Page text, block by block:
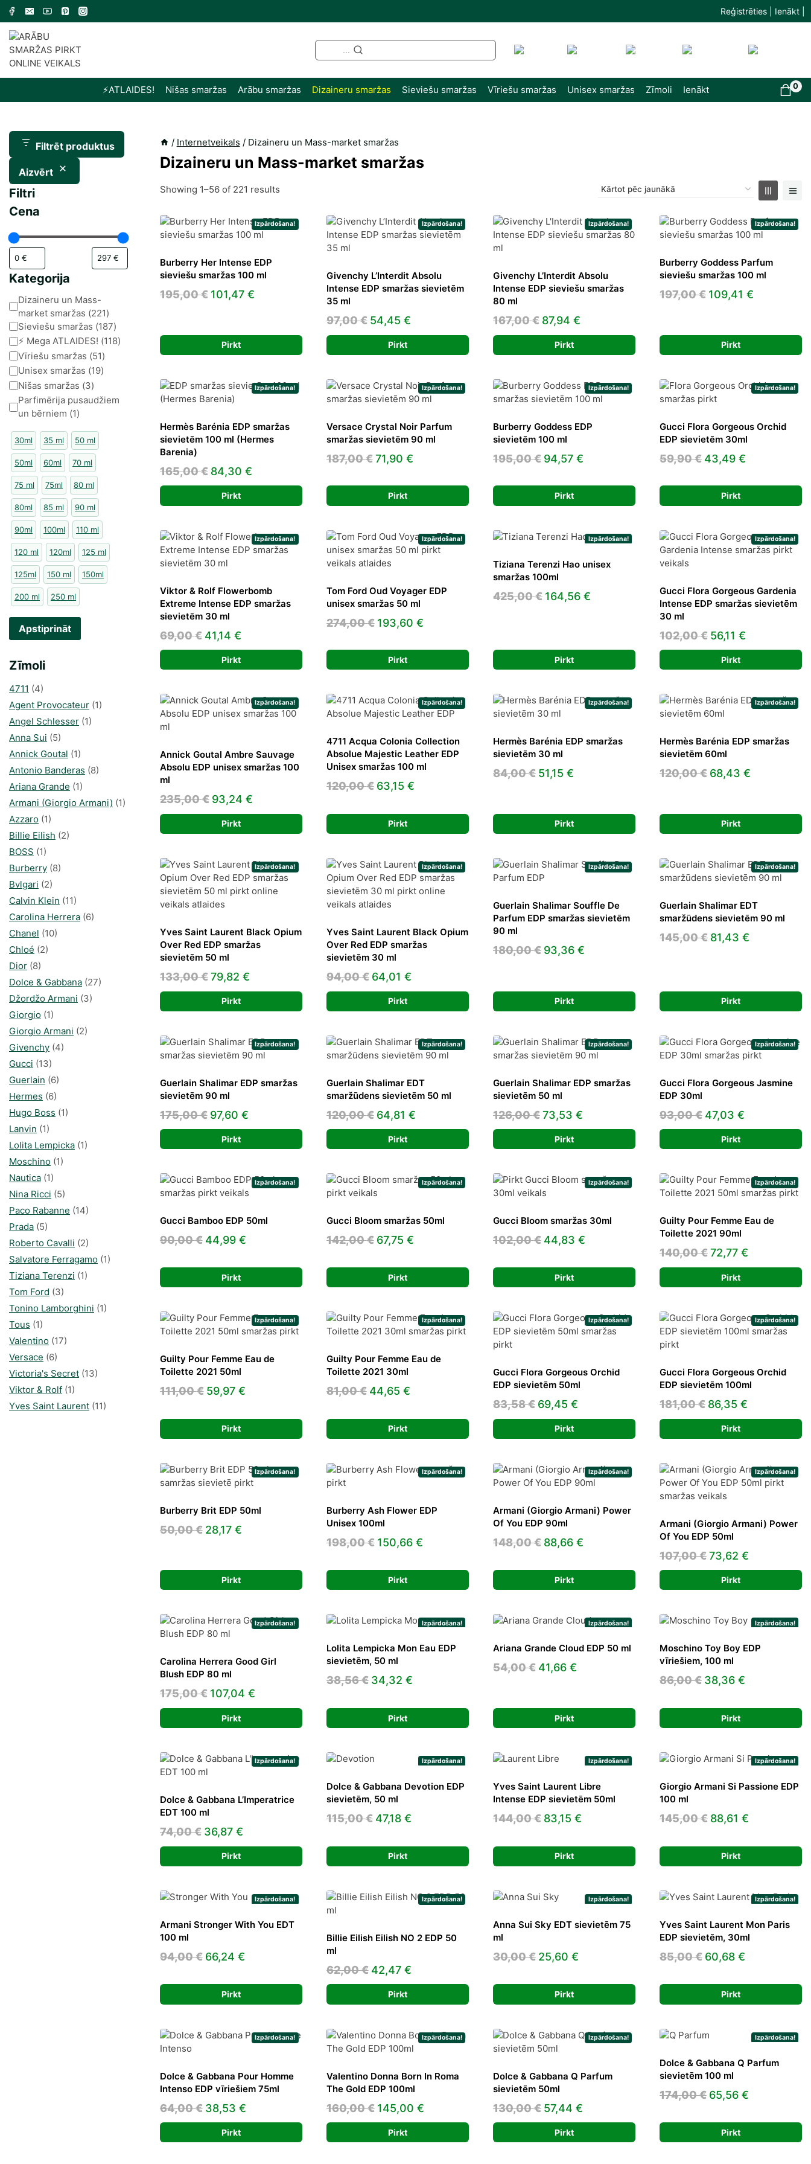
Skip
content
Reģistrēties | Ienākt |
⚡️ATLAIDES! Nišas smaržas Arābu smaržas Dizaineru smaržas Sieviešu smaržas Vīriešu smaržas Unisex smaržas Zīmoli Ienākt 0
/ Internetveikals / Dizaineru un Mass-market smaržas
Dizaineru un Mass-market smaržas
Showing 1–56 of 221 resultsSorted
latest
Izpārdošana!
Burberry Her Intense EDP
sieviešu smaržas 100 ml
195,00€ Original
195,00 €.
101,47 €Current
Pirkt
Izpārdošana!
Givenchy L’Interdit Absolu
Intense EDP smaržas sievietēm
35 ml
97,00€ Original
price
was:
54,45 €Current
price
is:
Pirkt
Izpārdošana!
Givenchy L’Interdit Absolu
Intense EDP sieviešu smaržas
80 ml
167,00€ Original
price
was:
87,94 €Current
price
is:
Pirkt
Izpārdošana!
Burberry Goddess Parfum
sieviešu smaržas 100 ml
197,00€ Original
197,00 €.
109,41 €Current
Pirkt
Izpārdošana!
Hermès Barénia EDP smaržas
sievietēm 100 ml (Hermes
Barenia)
165,00€ Original
price
was:
84,30 €Current
price
is:
Pirkt
Izpārdošana!
Versace Crystal Noir Parfum
smaržas sievietēm 90 ml
187,00€ Original
was:
187,00 €.
71,90 €Current
71,90 €.
Pirkt
Izpārdošana!
Burberry Goddess EDP
sievietēm 100 ml
195,00€ Original
was:
195,00 €.
94,57 €Current
94,57 €.
Pirkt
Izpārdošana!
Gucci Flora Gorgeous Orchid
EDP sievietēm 30ml
59,90€ Original
was:
59,90 €.
43,49 €Current
43,49 €.
Pirkt
Izpārdošana!
Viktor & Rolf Flowerbomb
Extreme Intense EDP smaržas
sievietēm 30 ml
69,00€ Original
price
was:
41,14 €Current
price
is:
Pirkt
Izpārdošana!
Tom Ford Oud Voyager EDP
unisex smaržas 50 ml
274,00€ Original
was:
274,00 €.
193,60 €Current
193,60 €.
Pirkt
Izpārdošana!
Tiziana Terenzi Hao unisex
smaržas 100ml
425,00€ Original
164,56 €Current
Pirkt
Izpārdošana!
Gucci Flora Gorgeous Gardenia
Intense EDP smaržas sievietēm
30 ml
102,00€ Original
price
was:
56,11 €Current
price
is:
Pirkt
Izpārdošana!
Annick Goutal Ambre Sauvage
Absolu EDP unisex smaržas 100
ml
235,00€ Original
price
was:
93,24 €Current
price
is:
Pirkt
Izpārdošana!
4711 Acqua Colonia Collection
Absolue Majestic Leather EDP
Unisex smaržas 100 ml
120,00€ Original
was:
120,00 €.
63,15 €Current
is:
63,15 €.
Pirkt
Izpārdošana!
Hermès Barénia EDP smaržas
sievietēm 30 ml
84,00€ Original
84,00 €.
51,15 €Current
51,15 €.
Pirkt
Izpārdošana!
Hermès Barénia EDP smaržas
sievietēm 60ml
120,00€ Original
120,00 €.
68,43 €Current
Pirkt
Izpārdošana!
Yves Saint Laurent Black Opium
Over Red EDP smaržas
sievietēm 50 ml
133,00€ Original
price
was:
79,82 €Current
price
is:
Pirkt
Izpārdošana!
Yves Saint Laurent Black Opium
Over Red EDP smaržas
sievietēm 30 ml
94,00€ Original
price
was:
64,01 €Current
price
is:
Pirkt
Izpārdošana!
Guerlain Shalimar Souffle De
Parfum EDP smaržas sievietēm
90 ml
180,00€ Original
180,00 €.
93,36 €Current
Pirkt
Izpārdošana!
Guerlain Shalimar EDT
smaržūdens sievietēm 90 ml
145,00€ Original
81,43 €Current
Pirkt
Izpārdošana!
Guerlain Shalimar EDP smaržas
sievietēm 90 ml
175,00€ Original
price
was:
97,60 €Current
price
is:
Pirkt
Izpārdošana!
Guerlain Shalimar EDT
smaržūdens sievietēm 50 ml
120,00€ Original
price
was:
64,81 €Current
price
is:
Pirkt
Izpārdošana!
Guerlain Shalimar EDP smaržas
sievietēm 50 ml
126,00€ Original
price
was:
73,53 €Current
price
is:
Pirkt
Izpārdošana!
Gucci Flora Gorgeous Jasmine
EDP 30ml
93,00€ Original
price
was:
47,03 €Current
price
is:
Pirkt
Izpārdošana!
Gucci Bamboo EDP 50ml
90,00€ Original
was:
90,00 €.
44,99 €Current
44,99 €.
Pirkt
Izpārdošana!
Gucci Bloom smaržas 50ml
142,00€ Original
was:
142,00 €.
67,75 €Current
67,75 €.
Pirkt
Izpārdošana!
Gucci Bloom smaržas 30ml
102,00€ Original
was:
102,00 €.
44,83 €Current
44,83 €.
Pirkt
Izpārdošana!
Guilty Pour Femme Eau de
Toilette 2021 90ml
140,00€Original
price
was:
72,77 €Current
price
is:
Pirkt
Izpārdošana!
Guilty Pour Femme Eau de
Toilette 2021 50ml
111,00€ Original
was:
111,00 €.
59,97 €Current
is:
59,97 €.
Pirkt
Izpārdošana!
Guilty Pour Femme Eau de
Toilette 2021 30ml
81,00€ Original
was:
81,00 €.
44,65 €Current
is:
44,65 €.
Pirkt
Izpārdošana!
Gucci Flora Gorgeous Orchid
EDP sievietēm 50ml
83,58€ Original
price
was:
69,45 €Current
price
is:
Pirkt
Izpārdošana!
Gucci Flora Gorgeous Orchid
EDP sievietēm 100ml
181,00€ Original
price
was:
86,35 €Current
price
is:
Pirkt
Izpārdošana!
Burberry Brit EDP 50ml
50,00€ Original
50,00 €.
28,17 €Current
Pirkt
Izpārdošana!
Burberry Ash Flower EDP
Unisex 100ml
198,00€ Original
was:
198,00 €.
150,66 €Current
is:
150,66 €.
Pirkt
Izpārdošana!
Armani (Giorgio Armani) Power
Of You EDP 90ml
148,00€ Original
was:
148,00 €.
88,66 €Current
is:
88,66 €.
Pirkt
Izpārdošana!
Armani (Giorgio Armani) Power
Of You EDP 50ml
107,00€Original
price
was:
73,62 €Current
price
is:
Pirkt
Izpārdošana!
Carolina Herrera Good Girl
Blush EDP 80 ml
175,00€ Original
price
was:
107,04 €Current
price
is:
Pirkt
Izpārdošana!
Lolita Lempicka Mon Eau EDP
sievietēm, 50 ml
38,56€ Original
was:
38,56 €.
34,32 €Current
is:
34,32 €.
Pirkt
Izpārdošana!
Ariana Grande Cloud EDP 50 ml
54,00€ Original
54,00 €.
41,66 €Current
Pirkt
Izpārdošana!
Moschino Toy Boy EDP
vīriešiem, 100 ml
86,00€ Original
was:
86,00 €.
38,36 €Current
is:
38,36 €.
Pirkt
Izpārdošana!
Dolce & Gabbana L’Imperatrice
EDT 100 ml
74,00€ Original
price
was:
36,87 €Current
price
is:
Pirkt
Izpārdošana!
Dolce & Gabbana Devotion EDP
sievietēm, 50 ml
115,00€ Original
was:
115,00 €.
47,18 €Current
is:
47,18 €.
Pirkt
Izpārdošana!
Yves Saint Laurent Libre
Intense EDP sievietēm 50ml
144,00€ Original
was:
144,00 €.
83,15 €Current
is:
83,15 €.
Pirkt
Izpārdošana!
Giorgio Armani Si Passione EDP
100 ml
145,00€ Original
was:
145,00 €.
88,61 €Current
is:
88,61 €.
Pirkt
Izpārdošana!
Armani Stronger With You EDT
100 ml
94,00€ Original
was:
94,00 €.
66,24 €Current
is:
66,24 €.
Pirkt
Izpārdošana!
Billie Eilish Eilish NO 2 EDP 50
ml
62,00€ Original
price
was:
42,47 €Current
price
is:
Pirkt
Izpārdošana!
Anna Sui Sky EDT sievietēm 75
ml
30,00€ Original
was:
30,00 €.
25,60 €Current
is:
25,60 €.
Pirkt
Izpārdošana!
Yves Saint Laurent Mon Paris
EDP sievietēm, 30ml
85,00€ Original
was:
85,00 €.
60,68 €Current
is:
60,68 €.
Pirkt
Izpārdošana!
Dolce & Gabbana Pour Homme
Intenso EDP vīriešiem 75ml
64,00€ Original
price
was:
38,53 €Current
price
is:
Pirkt
Izpārdošana!
Valentino Donna Born In Roma
The Gold EDP 100ml
160,00€ Original
price
was:
145,00 €Current
price
is:
Pirkt
Izpārdošana!
Dolce & Gabbana Q Parfum
sievietēm 50ml
130,00€ Original
price
was:
57,44 €Current
price
is:
Pirkt
Izpārdošana!
Dolce & Gabbana Q Parfum
sievietēm 100 ml
174,00€ Original
was:
174,00 €.
65,56 €Current
is:
65,56 €.
Pirkt
Filtrēt produktus
Aizvērt
Filtri
Cena
Kategorija
Kategorija
Dizaineru un Mass-
market smaržas (221)
Sieviešu smaržas (187)
⚡️ Mega ATLAIDES! (118)
Vīriešu smaržas (51)
Unisex smaržas (19)
Nišas smaržas (3)
Parfimērija pusaudžiem
un bērniem (1)
30ml 35 ml 50 ml
50ml 60ml 70 ml
75 ml 75ml 80 ml
80ml 85 ml 90 ml
90ml 100ml 110 ml
120 ml 120ml 125 ml
125ml 150 ml 150ml
200 ml 250 ml
Apstiprināt
Zīmoli
4711 (4)
Agent Provocateur (1)
Angel Schlesser (1)
Anna Sui (5)
Annick Goutal (1)
Antonio Banderas (8)
Ariana Grande (1)
Armani (Giorgio Armani) (1)
Azzaro (1)
Billie Eilish (2)
BOSS (1)
Burberry (8)
Bvlgari (2)
Calvin Klein (11)
Carolina Herrera (6)
Chanel (10)
Chloé (2)
Dior (8)
Dolce & Gabbana (27)
Džordžo Armani (3)
Giorgio (1)
Giorgio Armani (2)
Givenchy (4)
Gucci (13)
Guerlain (6)
Hermes (6)
Hugo Boss (1)
Lanvin (1)
Lolita Lempicka (1)
Moschino (1)
Nautica (1)
Nina Ricci (5)
Paco Rabanne (14)
Prada (5)
Roberto Cavalli (2)
Salvatore Ferragamo (1)
Tiziana Terenzi (1)
Tom Ford (3)
Tonino Lamborghini (1)
Tous (1)
Valentino (17)
Versace (6)
Victoria's Secret (13)
Viktor & Rolf (1)
Yves Saint Laurent (11)